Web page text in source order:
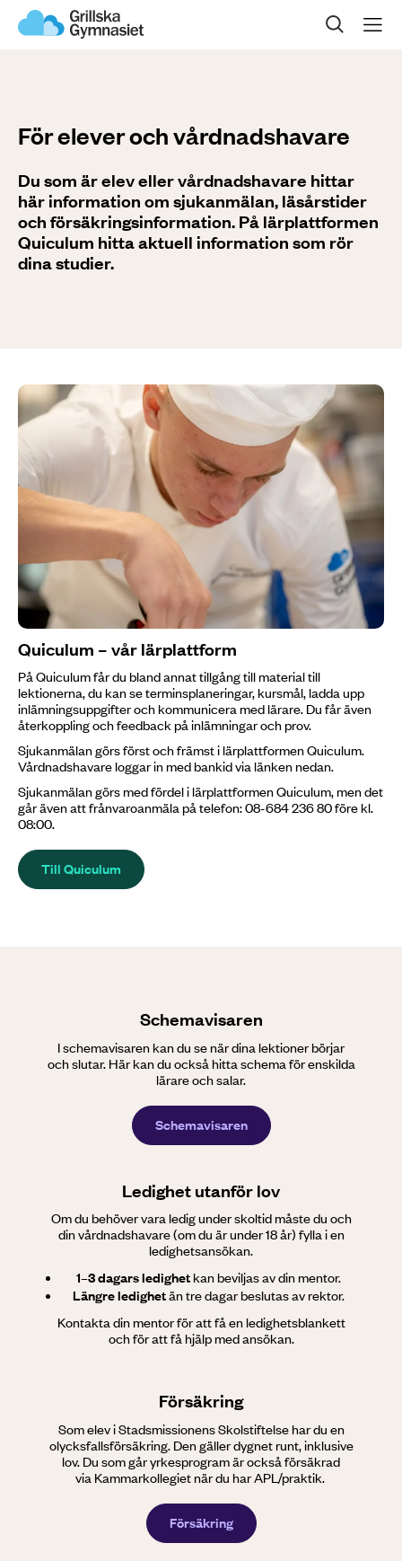
Öppet hus
Kontakta oss
För elever och vårdnadshavare
Du som är elev eller vårdnadshavare hittar
här information om sjukanmälan, läsårstider
och försäkringsinformation. På lärplattformen
Quiculum hitta aktuell information som rör
dina studier.
Quiculum – vår lärplattform
På Quiculum får du bland annat tillgång till material till
lektionerna, du kan se terminsplaneringar, kursmål, ladda upp
inlämningsuppgifter och kommunicera med lärare. Du får även
återkoppling och feedback på inlämningar och prov.
Sjukanmälan görs först och främst i lärplattformen Quiculum.
Vårdnadshavare loggar in med bankid via länken nedan.
Sjukanmälan görs med fördel i lärplattformen Quiculum, men det
går även att frånvaroanmäla på telefon: 08-684 236 80 före kl.
08:00.
Till Quiculum
Schemavisaren
I schemavisaren kan du se när dina lektioner börjar
och slutar. Här kan du också hitta schema för enskilda
lärare och salar.
Schemavisaren
Ledighet utanför lov
Om du behöver vara ledig under skoltid måste du och
din vårdnadshavare (om du är under 18 år) fylla i en
ledighetsansökan.
1–3 dagars ledighet kan beviljas av din mentor.
Längre ledighetän tre dagar beslutas av rektor.
Kontakta din mentor för att få en ledighetsblankett
och för att få hjälp med ansökan.
Försäkring
Som elev i Stadsmissionens Skolstiftelse har du en
olycksfallsförsäkring. Den gäller dygnet runt, inklusive
lov. Du som går yrkesprogram är också försäkrad
via Kammarkollegiet när du har APL/praktik.
Försäkring